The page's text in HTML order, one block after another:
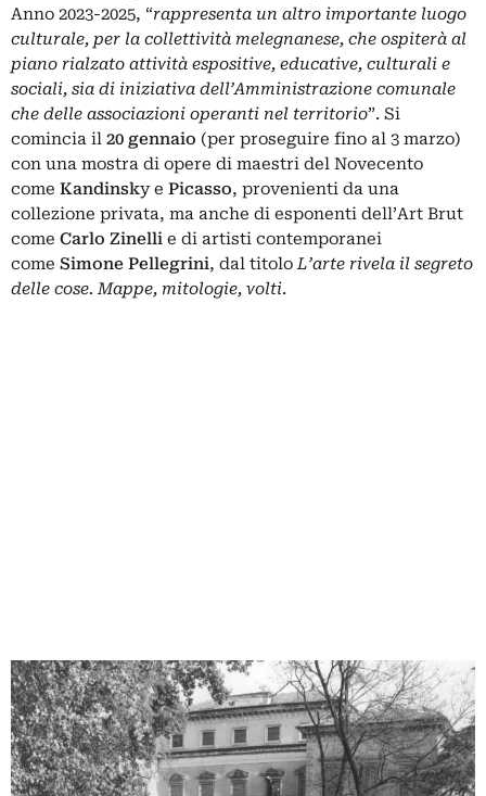
Anno 2023-2025, “rappresenta un altro importante luogo
culturale, per la collettività melegnanese, che ospiterà al
piano rialzato attività espositive, educative, culturali e
sociali, sia di iniziativa dell’Amministrazione comunale
che delle associazioni operanti nel territorio”. Si
comincia il 20 gennaio (per proseguire fino al 3 marzo)
con una mostra di opere di maestri del Novecento
come Kandinsky e Picasso, provenienti da una
collezione privata, ma anche di esponenti dell’Art Brut
come Carlo Zinelli e di artisti contemporanei
come Simone Pellegrini, dal titoloL’arte rivela il segreto
delle cose. Mappe, mitologie, volti.